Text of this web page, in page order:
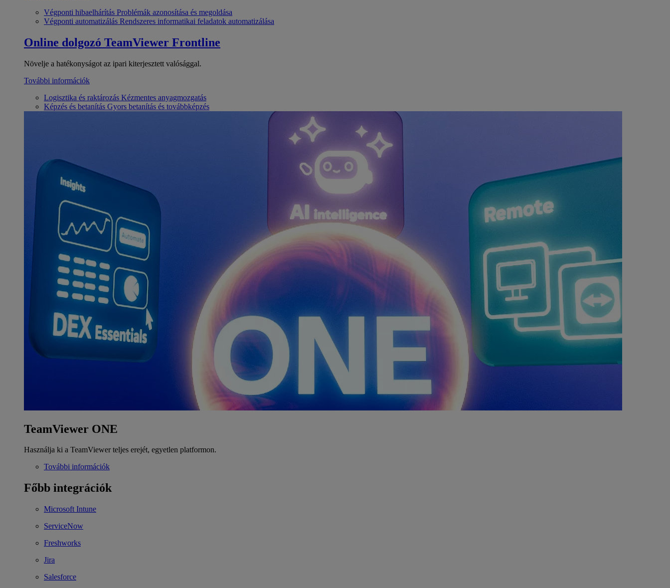
Végponti hibaelhárítás Problémák azonosítása és megoldása
Végponti automatizálás Rendszeres informatikai feladatok automatizálása
Online dolgozó TeamViewer Frontline
Növelje a hatékonyságot az ipari kiterjesztett valósággal.
További információk
Logisztika és raktározás Kézmentes anyagmozgatás
Képzés és betanítás Gyors betanítás és továbbképzés
TeamViewer ONE
Használja ki a TeamViewer teljes erejét, egyetlen platformon.
További információk
Főbb integrációk
Microsoft Intune
ServiceNow
Freshworks
Jira
Salesforce